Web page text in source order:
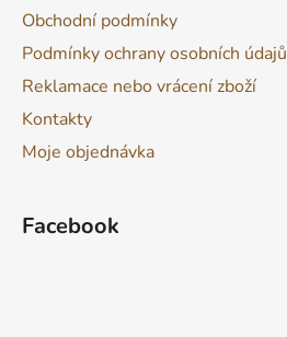
Obchodní podmínky
Podmínky ochrany osobních údajů
Reklamace nebo vrácení zboží
Kontakty
Moje objednávka
Facebook